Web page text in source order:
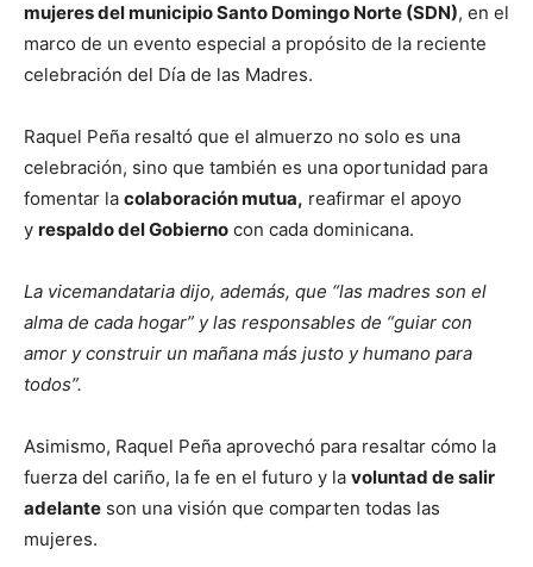
mujeres delmunicipio Santo Domingo Norte (SDN), en el
marco de un evento especial a propósito de la reciente
celebración del Día de las Madres.
Raquel Peña resaltó que el almuerzo no solo es una
celebración, sino que también es una oportunidad para
fomentar la colaboración mutua, reafirmar el apoyo
y respaldo del Gobierno con cada dominicana.
La vicemandataria dijo, además, que “las madres son el
alma de cada hogar” y las responsables de “guiar con
amor y construir un mañana más justo y humano para
todos”.
Asimismo, Raquel Peña aprovechó para resaltar cómo la
fuerza del cariño, la fe en el futuro y la voluntad de salir
adelante son una visión que comparten todas las
mujeres.